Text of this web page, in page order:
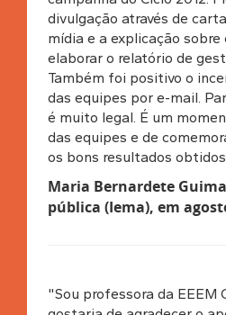
divulgação através de
mídia e a explicação sobre
elaborar o relatório de
Também foi positivo o
das equipes por e-mail.
é muito legal. É um
das equipes e de
os bons resultados
Maria Bernardete
pública (Iema), em
"Sou professora da EEEM